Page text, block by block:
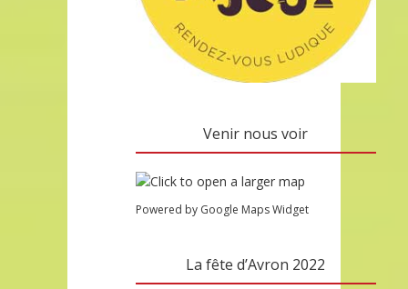
Venir nous voir
Powered by Google Maps Widget
La fête d’Avron 2022